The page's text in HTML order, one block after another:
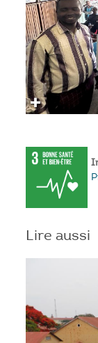
Lire aussi